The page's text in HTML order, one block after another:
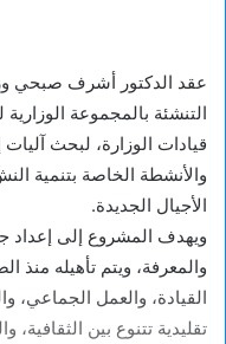
عقد الدكتور أشرف صبحي
التنشئة بالمجموعة
قيادات الوزارة، لبحث
والأنشطة الخاصة بتنمية
الأجيال الجديدة.
ويهدف المشروع إلى إعداد
والمعرفة، ويتم تأهيله منذ
القيادة، والعمل الجماعي،
تقليدية تتنوع بين الثقافية،